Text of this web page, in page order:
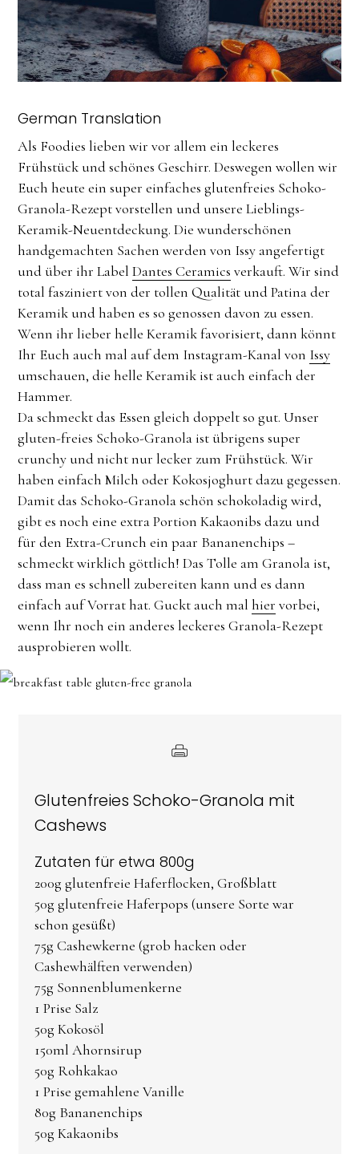
German Translation
Als Foodies lieben wir vor allem ein leckeres
Frühstück und schönes Geschirr. Deswegen wollen wir
Euch heute ein super einfaches glutenfreies Schoko-
Granola-Rezept vorstellen und unsere Lieblings-
Keramik-Neuentdeckung. Die wunderschönen
handgemachten Sachen werden von Issy angefertigt
und über ihr LabelDantes Ceramics verkauft. Wir sind
total fasziniert von der tollen Qualität und Patina der
Keramik und haben es so genossen davon zu essen.
Wenn ihr lieber helle Keramik favorisiert, dann könnt
Ihr Euch auch mal auf dem Instagram-Kanal von Issy
umschauen, die helle Keramik ist auch einfach der
Hammer.
Da schmeckt das Essen gleich doppelt so gut. Unser
gluten-freies Schoko-Granola ist übrigens super
crunchy und nicht nur lecker zum Frühstück. Wir
haben einfach Milch oder Kokosjoghurt dazu gegessen.
Damit das Schoko-Granola schön schokoladig wird,
gibt es noch eine extra Portion Kakaonibs dazu und
für den Extra-Crunch ein paar Bananenchips –
schmeckt wirklich göttlich! Das Tolle am Granola ist,
dass man es schnell zubereiten kann und es dann
einfach auf Vorrat hat. Guckt auch malhier vorbei,
wenn Ihr noch ein anderes leckeres Granola-Rezept
ausprobieren wollt.
Glutenfreies Schoko-Granola mit
Cashews
Zutaten für etwa 800g
200g glutenfreie Haferflocken, Großblatt
50g glutenfreie Haferpops (unsere Sorte war
schon gesüßt)
75g Cashewkerne (grob hacken oder
Cashewhälften verwenden)
75g Sonnenblumenkerne
1 Prise Salz
50g Kokosöl
150ml Ahornsirup
50g Rohkakao
1 Prise gemahlene Vanille
80g Bananenchips
50g Kakaonibs